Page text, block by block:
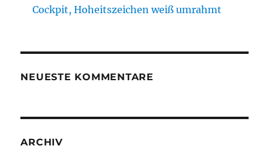
Cockpit, Hoheitszeichen weiß umrahmt
NEUESTE KOMMENTARE
ARCHIV